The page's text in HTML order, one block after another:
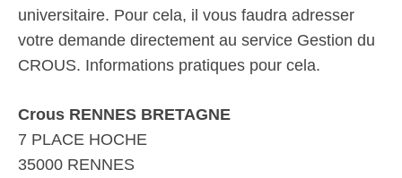
universitaire. Pour cela, il vous faudra adresser
votre demande directement au service Gestion du
CROUS. Informations pratiques pour cela.
Crous RENNES BRETAGNE
7 PLACE HOCHE
35000 RENNES